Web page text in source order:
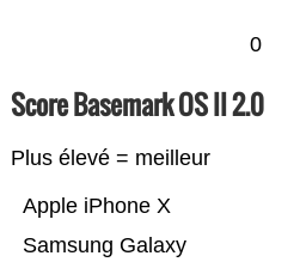
0
Score Basemark OS II 2.0
Plus élevé = meilleur
Samsung Galaxy
Apple iPhone X